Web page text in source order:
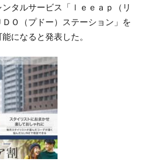
タルサービス「ｌｅｅａｐ（リ
Ｏ（プドー）ステーション」を
になると発表した。